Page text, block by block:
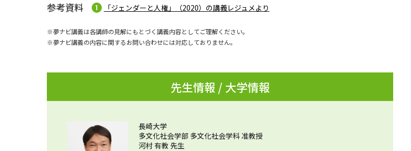
参考資料 「ジェンダーと人権」（2020）の講義レジュメより
※夢ナビ講義は各講師の見解にもとづく講義内容としてご理解ください。
※夢ナビ講義の内容に関するお問い合わせには対応しておりません。
先生情報 / 大学情報
長崎大学
多文化社会学部 多文化社会学科 准教授
河村 有教 先生